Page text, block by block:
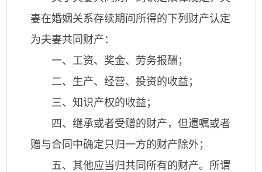
妻在婚姻关系存续期间所得的下列财产认定
为夫妻共同财产：
一、工资、奖金、劳务报酬；
二、生产、经营、投资的收益；
三、知识产权的收益；
四、继承或者受赠的财产，但遗嘱或者
赠与合同中确定只归一方的财产除外；
五、其他应当归共同所有的财产。所谓